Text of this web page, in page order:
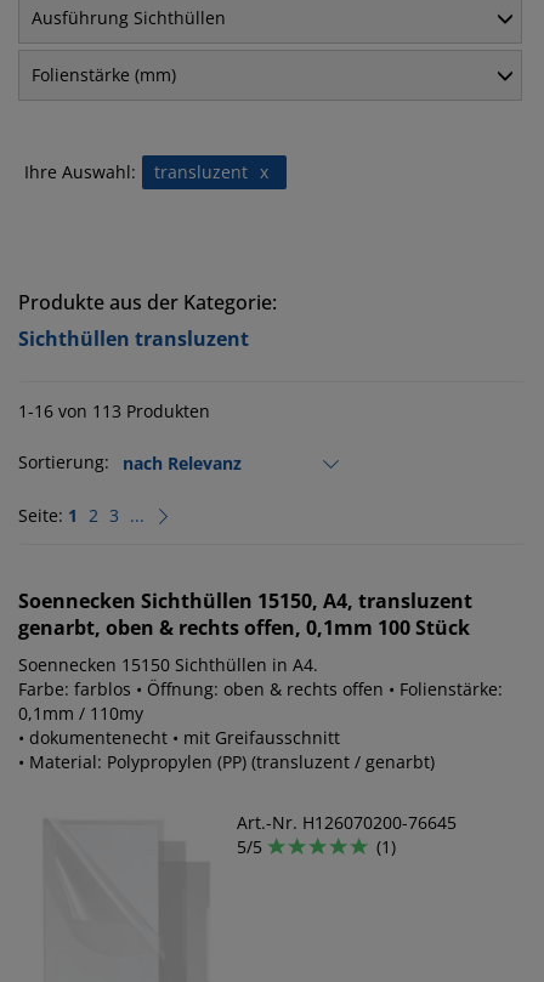
Ausführung Sichthüllen
Folienstärke (mm)
Ihre Auswahl: x
transluzent
Produkte aus der Kategorie:
Sichthüllen transluzent
1-16 von 113 Produkten
Sortierung:
Seite: 1 2 3 ...
Soennecken Sichthüllen 15150, A4, transluzent
genarbt, oben & rechts offen, 0,1mm 100 Stück
Soennecken 15150 Sichthüllen in A4.
Farbe: farblos • Öffnung: oben & rechts offen • Folienstärke:
0,1mm / 110my
• dokumentenecht • mit Greifausschnitt
• Material: Polypropylen (PP) (transluzent / genarbt)
Art.-Nr. H126070200-76645
5/5
(1)